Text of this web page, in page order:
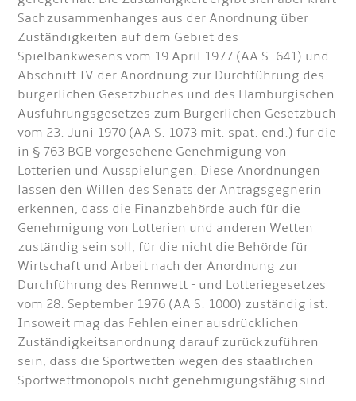
Sachzusammenhanges aus der Anordnung über
Zuständigkeiten auf dem Gebiet des
Spielbankwesens vom 19 April 1977 (AA S. 641) und
Abschnitt IV der Anordnung zur Durchführung des
bürgerlichen Gesetzbuches und des Hamburgischen
Ausführungsgesetzes zum Bürgerlichen Gesetzbuch
vom 23. Juni 1970 (AA S. 1073 mit. spät. end.) für die
in § 763 BGB vorgesehene Genehmigung von
Lotterien und Ausspielungen. Diese Anordnungen
lassen den Willen des Senats der Antragsgegnerin
erkennen, dass die Finanzbehörde auch für die
Genehmigung von Lotterien und anderen Wetten
zuständig sein soll, für die nicht die Behörde für
Wirtschaft und Arbeit nach der Anordnung zur
Durchführung des Rennwett - und Lotteriegesetzes
vom 28. September 1976 (AA S. 1000) zuständig ist.
Insoweit mag das Fehlen einer ausdrücklichen
Zuständigkeitsanordnung darauf zurückzuführen
sein, dass die Sportwetten wegen des staatlichen
Sportwettmonopols nicht genehmigungsfähig sind.